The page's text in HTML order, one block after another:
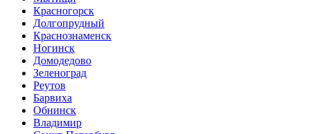
Красногорск
Долгопрудный
Краснознаменск
Ногинск
Домодедово
Зеленоград
Реутов
Барвиха
Обнинск
Владимир